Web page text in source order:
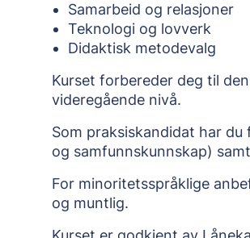
Samarbeid og relasjoner
Teknologi og lovverk
Didaktisk metodevalg
Kurset forbereder deg til
videregående nivå.
Som praksiskandidat har
og samfunnskunnskap)
For minoritetsspråklige
og muntlig.